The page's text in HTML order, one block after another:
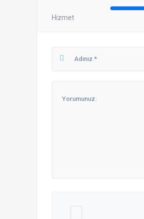
Hizmet